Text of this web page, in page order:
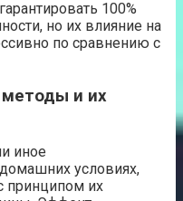
100%
но их влияние на
по сравнению с
и их
иное
условиях,
принципом их